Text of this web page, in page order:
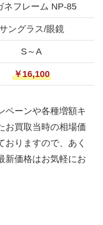
ネフレーム NP-85
ングラス/眼鏡
S～A
￥16,100
ペーンや各種増額キ
お買取当時の相場価
おりますので、あく
新価格はお気軽にお